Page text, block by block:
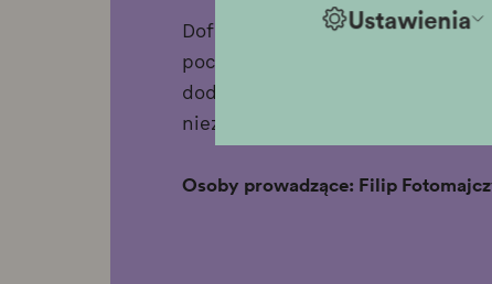
Ustawienia
Dofinansowano ze środków
pochodzących z Funduszu
dodatkowo wszystkim
niezbędne do pracy.
Osoby prowadzące: Filip